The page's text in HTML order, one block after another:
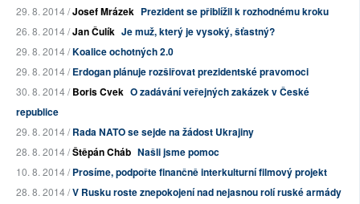
29. 8. 2014 /Josef Mrázek Prezident se přiblížil k rozhodnému kroku
26. 8. 2014 /Jan Čulík Je muž, který je vysoký, šťastný?
29. 8. 2014 /Koalice ochotných 2.0
29. 8. 2014 /Erdogan plánuje rozšiřovat prezidentské pravomoci
30. 8. 2014 /Boris Cvek O zadávání veřejných zakázek v České
republice
29. 8. 2014 /Rada NATO se sejde na žádost Ukrajiny
28. 8. 2014 /Štěpán Cháb Našli jsme pomoc
10. 8. 2014 /Prosíme, podpořte finančně interkulturní filmový projekt
28. 8. 2014 /V Rusku roste znepokojení nad nejasnou rolí ruské armády